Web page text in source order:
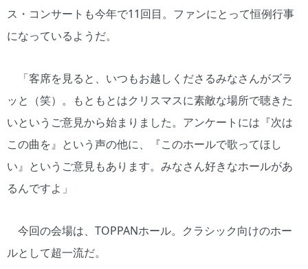
ス・コンサートも今年で11回目。ファンにとって恒例行事
になっているようだ。
「客席を見ると、いつもお越しくださるみなさんがズラ
ッと（笑）。もともとはクリスマスに素敵な場所で聴きた
いというご意見から始まりました。アンケートには『次は
この曲を』という声の他に、『このホールで歌ってほし
い』というご意見もあります。みなさん好きなホールがあ
るんですよ」
今回の会場は、TOPPANホール。クラシック向けのホー
ルとして超一流だ。